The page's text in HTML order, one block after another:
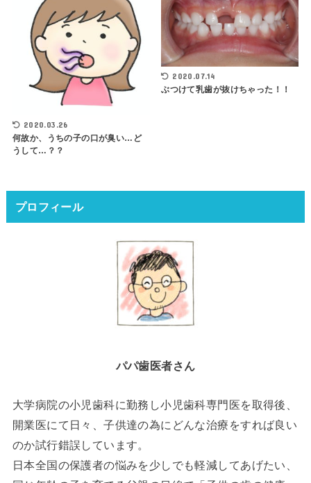
2020.03.26
何故か、うちの子の口が臭い…ど
うして…？？
2020.07.14
ぶつけて乳歯が抜けちゃった！！
プロフィール
パパ歯医者さん
大学病院の小児歯科に勤務し小児歯科専門医を取得後、
開業医にて日々、子供達の為にどんな治療をすれば良い
のか試行錯誤しています。
日本全国の保護者の悩みを少しでも軽減してあげたい、